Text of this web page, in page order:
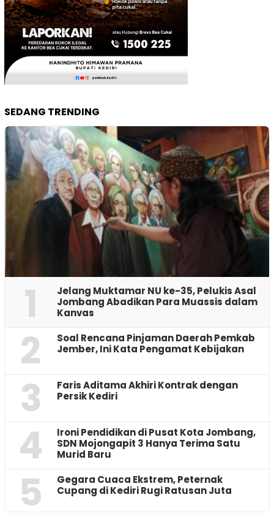
SEDANG TRENDING
1
Jelang Muktamar NU ke-35, Pelukis Asal
Jombang Abadikan Para Muassis dalam
Kanvas
2
‎Soal Rencana Pinjaman Daerah Pemkab
Jember, Ini Kata Pengamat Kebijakan ‎
3
Faris Aditama Akhiri Kontrak dengan
Persik Kediri
4
Ironi Pendidikan di Pusat Kota Jombang,
SDN Mojongapit 3 Hanya Terima Satu
Murid Baru
5
‎Gegara Cuaca Ekstrem, Peternak
Cupang di Kediri Rugi Ratusan Juta